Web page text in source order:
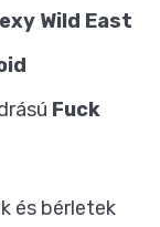
Wild East
Fuck
és bérletek